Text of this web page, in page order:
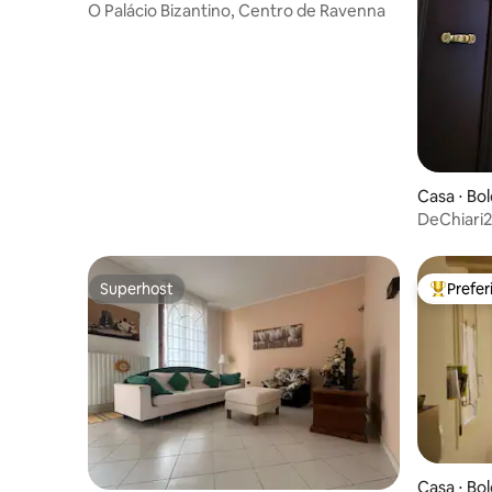
O Palácio Bizantino, Centro de Ravenna
Casa ⋅
Superhost
Superhost Entre
Casa ⋅